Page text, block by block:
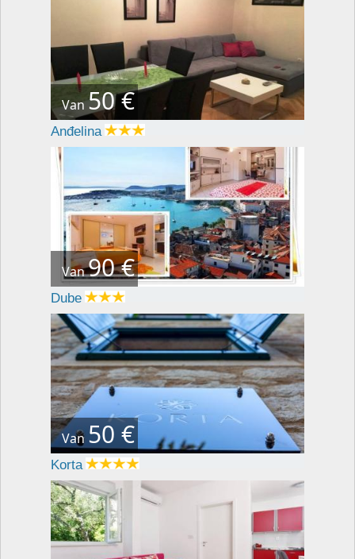
Van50 €
Anđelina
Van90 €
Dube
Van 50 €
Korta